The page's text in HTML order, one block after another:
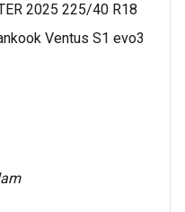
2025 225/40 R18
Ventus S1 evo3